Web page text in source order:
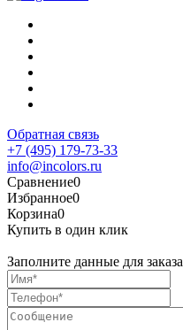
Обратная связь
+7 (495) 179-73-33
info@incolors.ru
Сравнение0
Избранное0
Корзина0
Купить в один клик
Заполните данные для заказа